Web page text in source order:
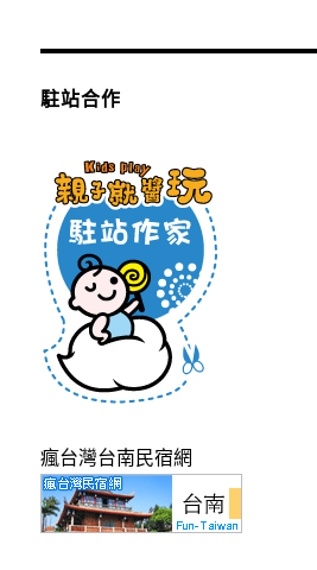
駐站合作
瘋台灣台南民宿網